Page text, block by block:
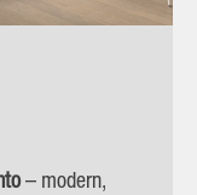
– modern,